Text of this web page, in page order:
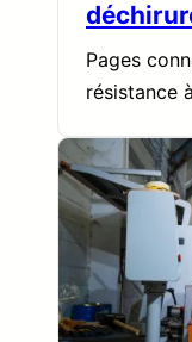
Pages
résistance